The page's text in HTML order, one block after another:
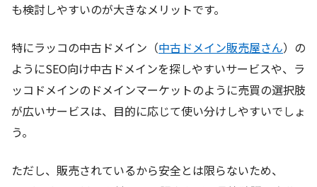
も検討しやすいのが大きなメリットです。
特にラッコの中古ドメイン（中古ドメイン販売屋さん）の
ようにSEO向け中古ドメインを探しやすいサービスや、ラ
ッコドメインのドメインマーケットのように売買の選択肢
が広いサービスは、目的に応じて使い分けしやすいでしょ
う。
ただし、販売されているから安全とは限らないため、